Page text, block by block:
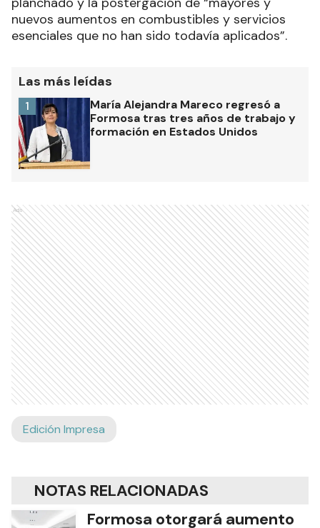
nuevos aumentos en combustibles y servicios
esenciales que no han sido todavía aplicados”.
Las más leídas
María Alejandra Mareco regresó a
Formosa tras tres años de trabajo y
formación en Estados Unidos
1
Ads
Edición Impresa
NOTAS RELACIONADAS
Formosa otorgará aumento